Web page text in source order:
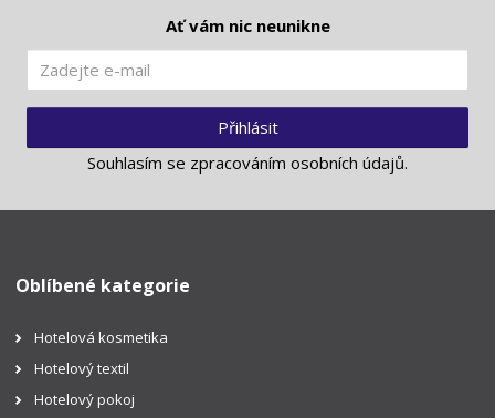
Ať vám nic neunikne
Přihlásit
Souhlasím se zpracováním osobních údajů.
Oblíbené kategorie
Hotelová kosmetika
Hotelový textil
Hotelový pokoj